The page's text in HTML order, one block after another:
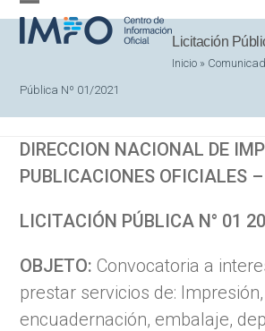
SkipOpen
mobile
Close
mobile
Licitación
Inicio »
Pública Nº 01/2021
DIRECCION NACIONAL DE
PUBLICACIONES OFICIALES
LICITACIÓN PÚBLICA N° 01
OBJETO:Convocatoria a
prestar servicios de: Impresión,
encuadernación, embalaje,